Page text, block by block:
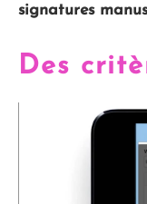
signatures
Des